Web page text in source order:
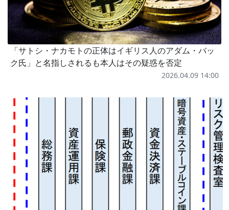
「サトシ・ナカモトの正体はイギリス人のアダム・バッ
ク氏」と名指しされるも本人はその疑惑を否定
2026.04.09 14:00